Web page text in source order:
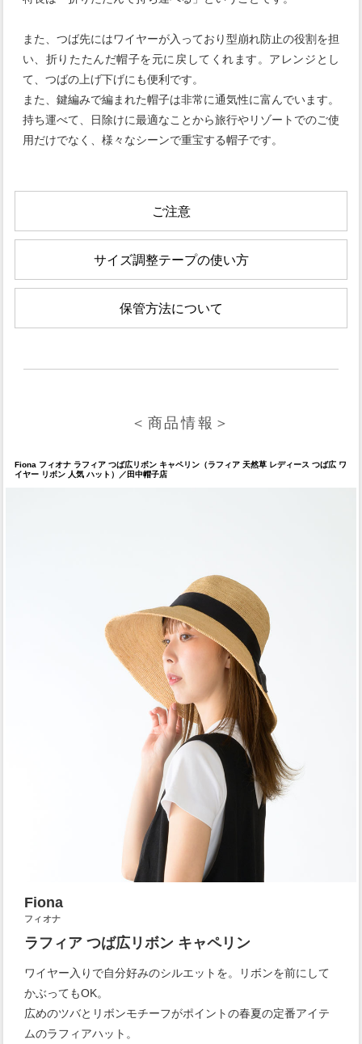
また、つば先にはワイヤーが入っており型崩れ防止の役割を担
い、折りたたんだ帽子を元に戻してくれます。アレンジとし
て、つばの上げ下げにも便利です。
また、鍵編みで編まれた帽子は非常に通気性に富んでいます。
持ち運べて、日除けに最適なことから旅行やリゾートでのご使
用だけでなく、様々なシーンで重宝する帽子です。
ご注意
サイズ調整テープの使い方
保管方法について
＜商品情報＞
Fiona フィオナ ラフィア つば広リボン キャペリン（ラフィア 天然草 レディース つば広 ワ
イヤー リボン 人気 ハット）／田中帽子店
Fiona
フィオナ
ラフィア つば広リボン キャペリン
ワイヤー入りで自分好みのシルエットを。リボンを前にして
かぶってもOK。
広めのツバとリボンモチーフがポイントの春夏の定番アイテ
ムのラフィアハット。